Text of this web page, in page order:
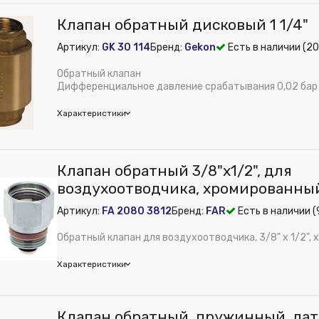
80
Клапан обратный дисковый 2"
температура, °С:
мм:
50
Обр. клапан для воздухоотводчика 1/2" хром
мм:
Клапан обратный дисковый 1 1/4"
Артикул: GK 30 114Бренд: Gekon Есть в наличии
Обратный клапан
Дифференциальное давление срабатывания 0,02 бар
Характеристики
56
Внутреннее
Отопление и водоснабжение
давление, бар:10
1 1/4"
из публикации на веб-витрине mag1c:
Клапан обратный 3/8"х1/2", для
воздухоотводчика,
Артикул: FA 2080 3812Бренд: FAR Есть в наличии
Обратный клапан для воздухоотводчика, 3/8" х 1/2",
Характеристики